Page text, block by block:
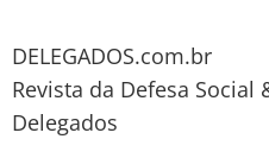
DELEGADOS.com.br
Revista da Defesa
Delegados